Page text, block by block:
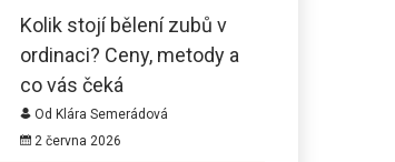
Kolik stojí bělení zubů v
ordinaci? Ceny, metody a
co vás čeká
Od Klára Semerádová
2 června 2026